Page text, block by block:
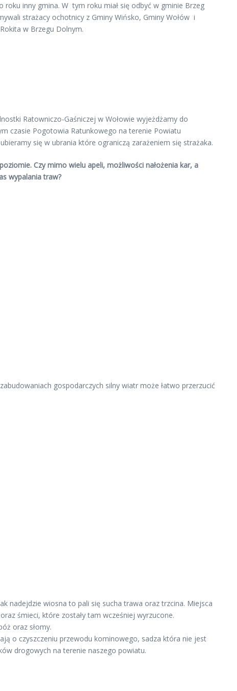
inny gmina. W tym roku miał się odbyć w gminie Brzeg
strażacy ochotnicy z Gminy Wińsko, Gminy Wołów i
w Brzegu Dolnym.
Ratowniczo-Gaśniczej w Wołowie wyjeżdżamy do
czasie Pogotowia Ratunkowego na terenie Powiatu
się w ubrania które ograniczą zarażeniem się strażaka.
Czy mimo wielu apeli, możliwości nałożenia kar, a
wypalania traw?
gospodarczych silny wiatr może łatwo przerzucić
nadejdzie wiosna to pali się sucha trawa oraz trzcina. Miejsca
śmieci, które zostały tam wcześniej wyrzucone.
oraz słomy.
o czyszczeniu przewodu kominowego, sadza która nie jest
drogowych na terenie naszego powiatu.